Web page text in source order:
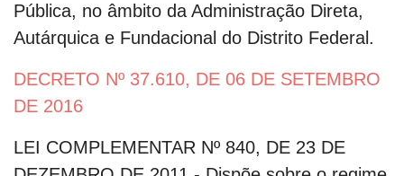
Pública, no âmbito da Administração Direta,
Autárquica e Fundacional do Distrito Federal.
DECRETO Nº 37.610, DE 06 DE SETEMBRO
DE 2016
LEI COMPLEMENTAR Nº 840, DE 23 DE